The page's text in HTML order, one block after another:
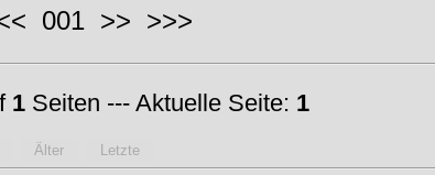
001 >> >>>
1Seiten --- Aktuelle Seite: 1
Älter Letzte